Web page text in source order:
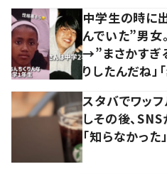
中学生の時に
んでいた”男女
→”まさかすぎ
りしたんだね」
スタバでワッ
しその後、
「知らなかった